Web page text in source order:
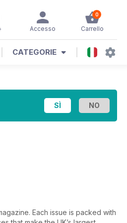
0
Carrello
Accesso
CATEGORIE
Each issue is packed with